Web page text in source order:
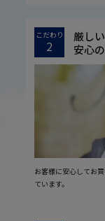
こだわり
2
厳し
安心
お客様に安心してお
ています。